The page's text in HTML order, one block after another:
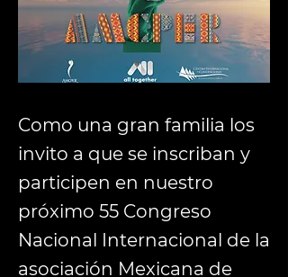
Como una gran familia los
invito a que se inscriban y
participen en nuestro
próximo 55 Congreso
Nacional Internacional de la
asociación Mexicana de